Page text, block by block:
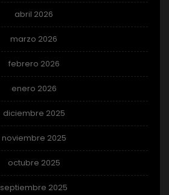
abril 2026
marzo 2026
febrero 2026
enero 2026
diciembre 2025
noviembre 2025
octubre 2025
septiembre 2025